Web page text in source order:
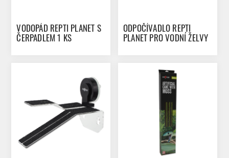
VODOPÁD REPTI PLANET S
ČERPADLEM 1 KS
ODPOČÍVADLO REPTI
PLANET PRO VODNÍ ŽELVY